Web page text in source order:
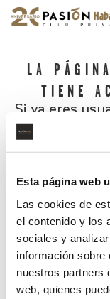
Esta página web
Las cookies de
el contenido y los
sociales y
información sobre
nuestros partners
web, quienes
LA
TIENE
Si ya eres
¿Has olvidado tu